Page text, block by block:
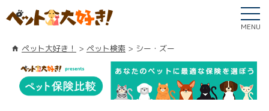
MENU
ペット大好き！ ペット検索 シー・ズー